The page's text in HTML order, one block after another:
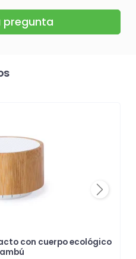
pregunta
con cuerpo ecológico
Next